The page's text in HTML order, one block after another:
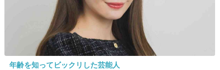
よーいスタート！
指原(おい！こいつもっと早く走れよ！)
玲奈(おい！こいつもっと早く走れよ！)
年齢を知ってビックリした芸能人